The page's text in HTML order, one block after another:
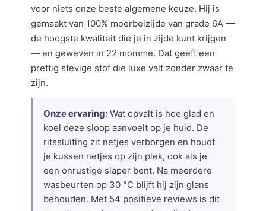
voor niets onze beste algemene keuze. Hij is
gemaakt van 100% moerbeizijde van grade 6A —
de hoogste kwaliteit die je in zijde kunt krijgen
— en geweven in 22 momme. Dat geeft een
prettig stevige stof die luxe valt zonder zwaar te
zijn.
Onze ervaring: Wat opvalt is hoe glad en
koel deze sloop aanvoelt op je huid. De
ritssluiting zit netjes verborgen en houdt
je kussen netjes op zijn plek, ook als je
een onrustige slaper bent. Na meerdere
wasbeurten op 30 °C blijft hij zijn glans
behouden. Met 54 positieve reviews is dit